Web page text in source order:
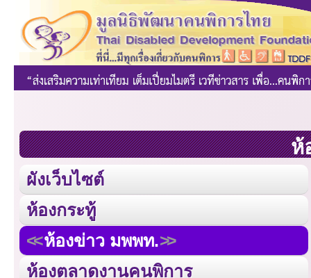
ห้
ผังเว็บไซต์
ห้องกระทู้
ห้องข่าว มพพท.
ห้องตลาดงานคนพิการ